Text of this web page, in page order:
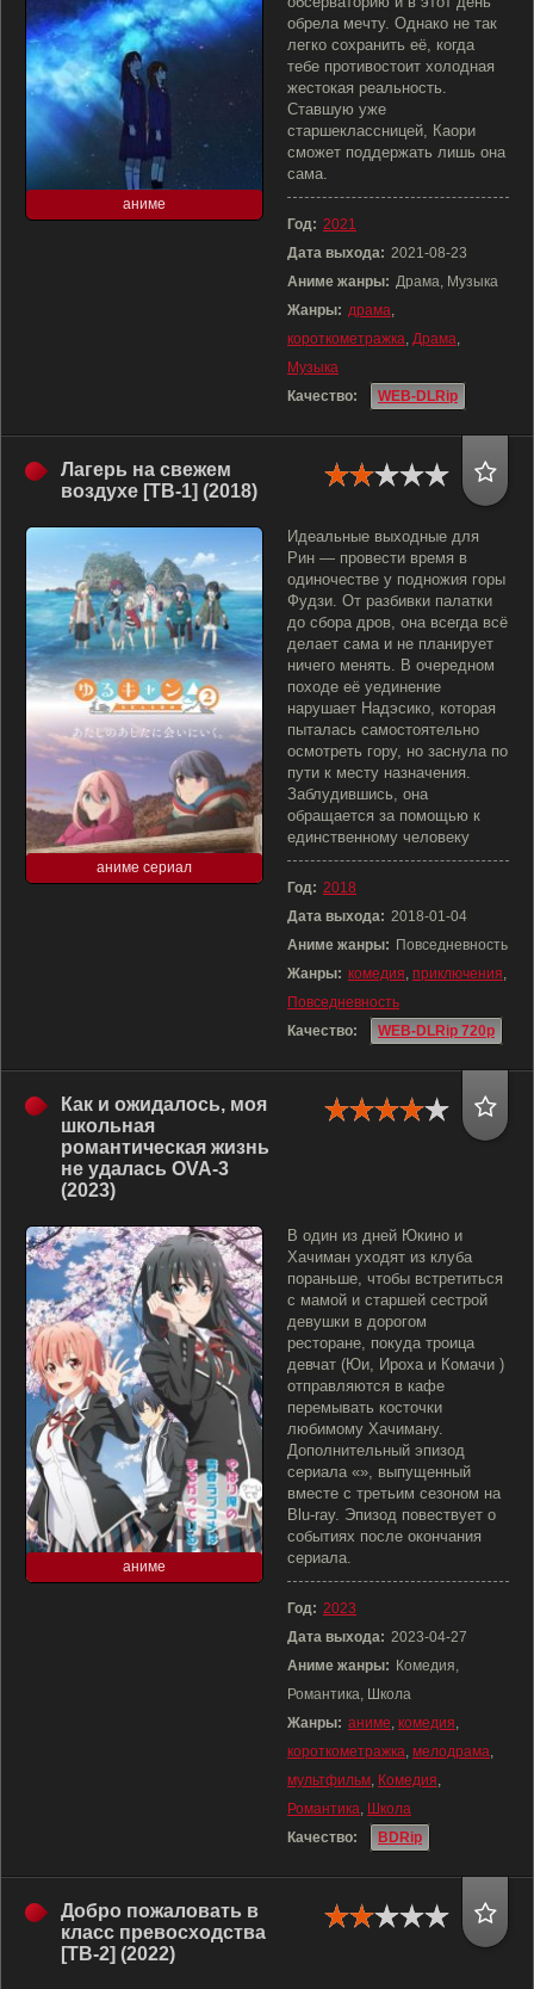
аниме
обрела мечту. Однако не так
легко сохранить её, когда
тебе противостоит холодная
жестокая реальность.
Ставшую уже
старшеклассницей, Каори
сможет поддержать лишь она
сама.
Год: 2021
Дата выхода: 2021-08-23
Аниме жанры: Драма, Музыка
Жанры: драма,
короткометражка, Драма,
Музыка
Качество:
WEB-DLRip
Лагерь на свежем
воздухе [ТВ-1] (2018)
аниме сериал
Идеальные выходные для
Рин — провести время в
одиночестве у подножия горы
Фудзи. От разбивки палатки
до сбора дров, она всегда всё
делает сама и не планирует
ничего менять. В очередном
походе её уединение
нарушает Надэсико, которая
пыталась самостоятельно
осмотреть гору, но заснула по
пути к месту назначения.
Заблудившись, она
обращается за помощью к
единственному человеку
Год: 2018
Дата выхода: 2018-01-04
Аниме жанры: Повседневность
Жанры: комедия, приключения,
Повседневность
Качество:
WEB-DLRip 720p
Как и ожидалось, моя
школьная
романтическая жизнь
не удалась OVA-3
(2023)
аниме
В один из дней Юкино и
Хачиман уходят из клуба
пораньше, чтобы встретиться
с мамой и старшей сестрой
девушки в дорогом
ресторане, покуда троица
девчат (Юи, Ироха и Комачи )
отправляются в кафе
перемывать косточки
любимому Хачиману.
Дополнительный эпизод
сериала «», выпущенный
вместе с третьим сезоном на
Blu-ray. Эпизод повествует о
событиях после окончания
сериала.
Год: 2023
Дата выхода: 2023-04-27
Аниме жанры: Комедия,
Романтика, Школа
Жанры: аниме, комедия,
короткометражка, мелодрама,
мультфильм, Комедия,
Романтика, Школа
Качество:
BDRip
Добро пожаловать в
класс превосходства
[ТВ-2] (2022)